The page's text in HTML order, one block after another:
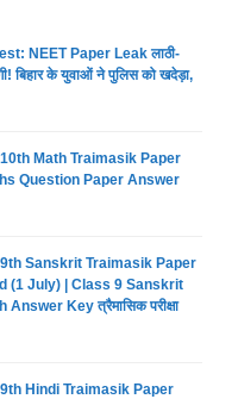
NEET Paper Leak लाठी-
बिहार के युवाओं ने पुलिस को खदेड़ा,
Math Traimasik Paper
Question Paper Answer
Sanskrit Traimasik Paper
(1 July) | Class 9 Sanskrit
Key त्रैमासिक परीक्षा
Hindi Traimasik Paper